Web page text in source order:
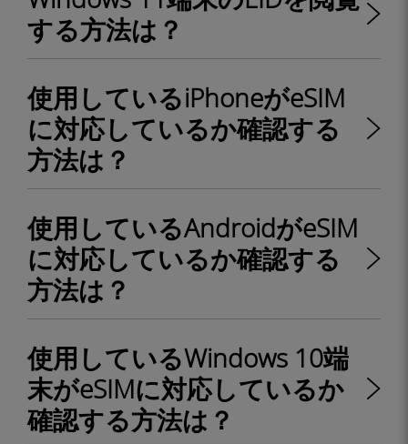
する方法は？
使用しているiPhoneがeSIM
に対応しているか確認する
方法は？
使用しているAndroidがeSIM
に対応しているか確認する
方法は？
使用しているWindows 10端
末がeSIMに対応しているか
確認する方法は？